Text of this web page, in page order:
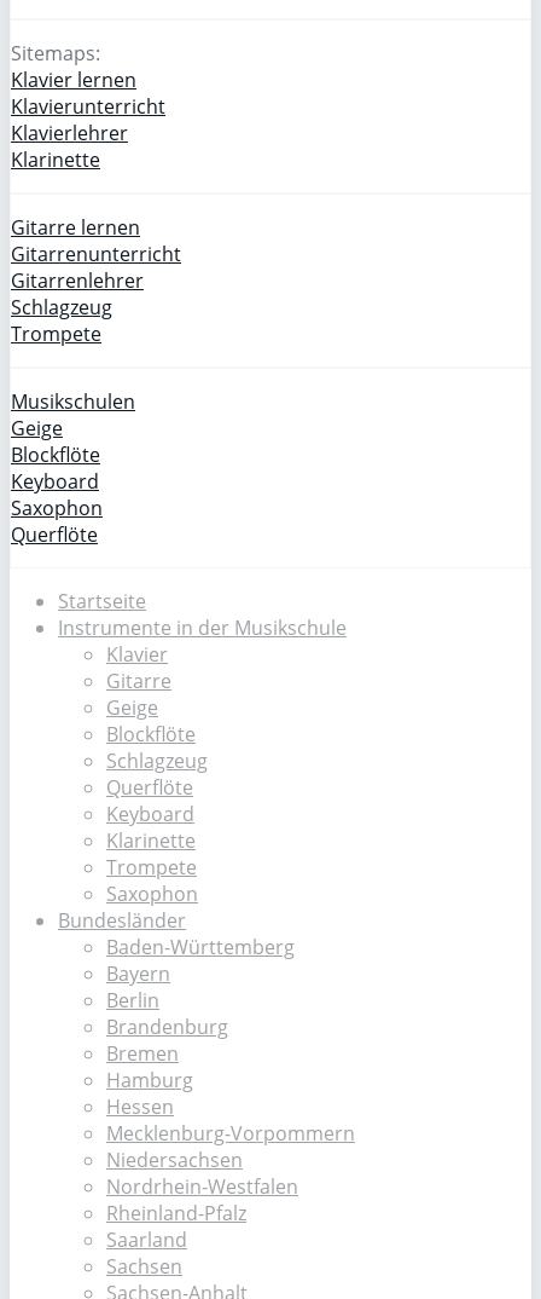
Sitemaps:
Klavier lernen
Klavierunterricht
Klavierlehrer
Klarinette
Gitarre lernen
Gitarrenunterricht
Gitarrenlehrer
Schlagzeug
Trompete
Musikschulen
Geige
Blockflöte
Keyboard
Saxophon
Querflöte
Startseite
Instrumente in der Musikschule
Klavier
Gitarre
Geige
Blockflöte
Schlagzeug
Querflöte
Keyboard
Klarinette
Trompete
Saxophon
Bundesländer
Baden-Württemberg
Bayern
Berlin
Brandenburg
Bremen
Hamburg
Hessen
Mecklenburg-Vorpommern
Niedersachsen
Nordrhein-Westfalen
Rheinland-Pfalz
Saarland
Sachsen
Sachsen-Anhalt